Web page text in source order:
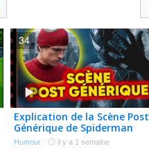
Explication de la Scène Post
Générique de Spiderman
Brand New Day
Humour · il y a 1 semaine
34